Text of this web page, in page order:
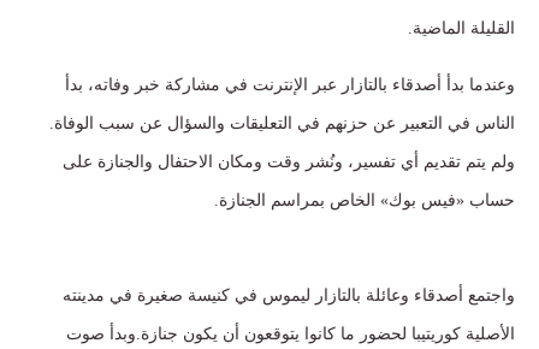
القليلة الماضية.
وعندما بدأ أصدقاء بالتازار عبر الإنترنت في مشاركة خبر وفاته، بدأ
الناس في التعبير عن حزنهم في التعليقات والسؤال عن سبب الوفاة.
ولم يتم تقديم أي تفسير، ونُشر وقت ومكان الاحتفال والجنازة على
حساب «فيس بوك» الخاص بمراسم الجنازة.
واجتمع أصدقاء وعائلة بالتازار ليموس في كنيسة صغيرة في مدينته
الأصلية كوريتيبا لحضور ما كانوا يتوقعون أن يكون جنازة.وبدأ صوت